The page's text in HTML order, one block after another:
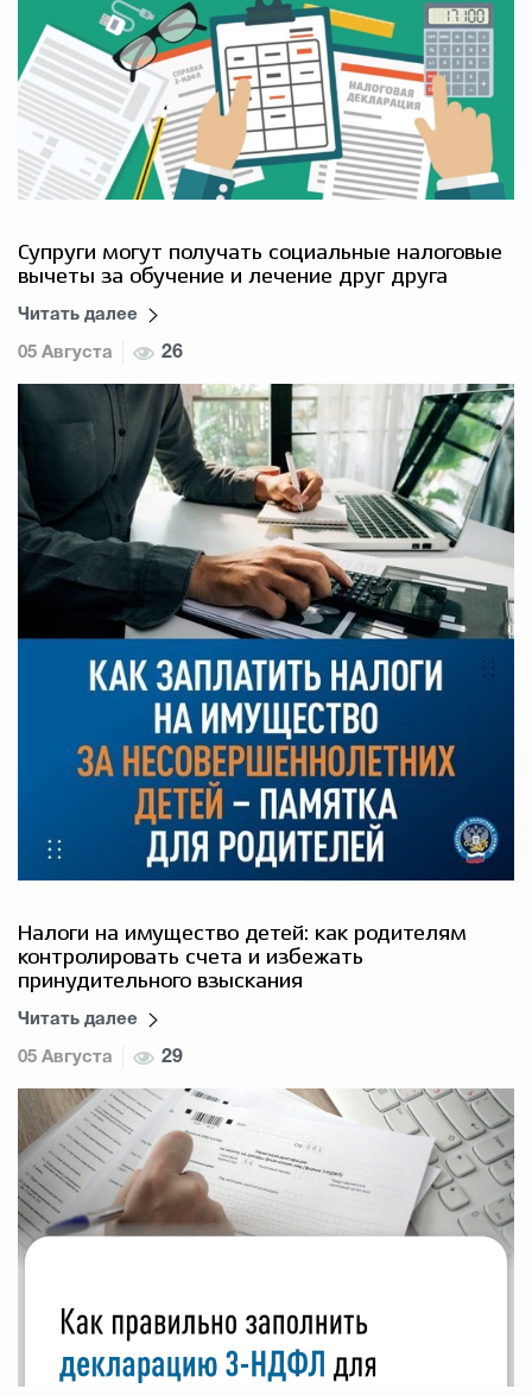
Супруги могут получать социальные налоговые
вычеты за обучение и лечение друг друга
Читать далее
05 Августа 26
Налоги на имущество детей: как родителям
контролировать счета и избежать
принудительного взыскания
Читать далее
05 Августа 29